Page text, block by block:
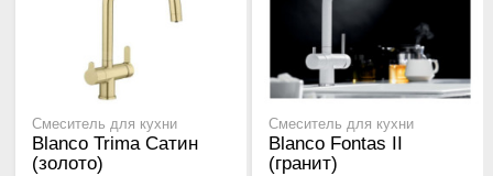
Смеситель для кухни
Blanco Trima Сатин
(золото)
Смеситель для кухни
Blanco Fontas II
(гранит)